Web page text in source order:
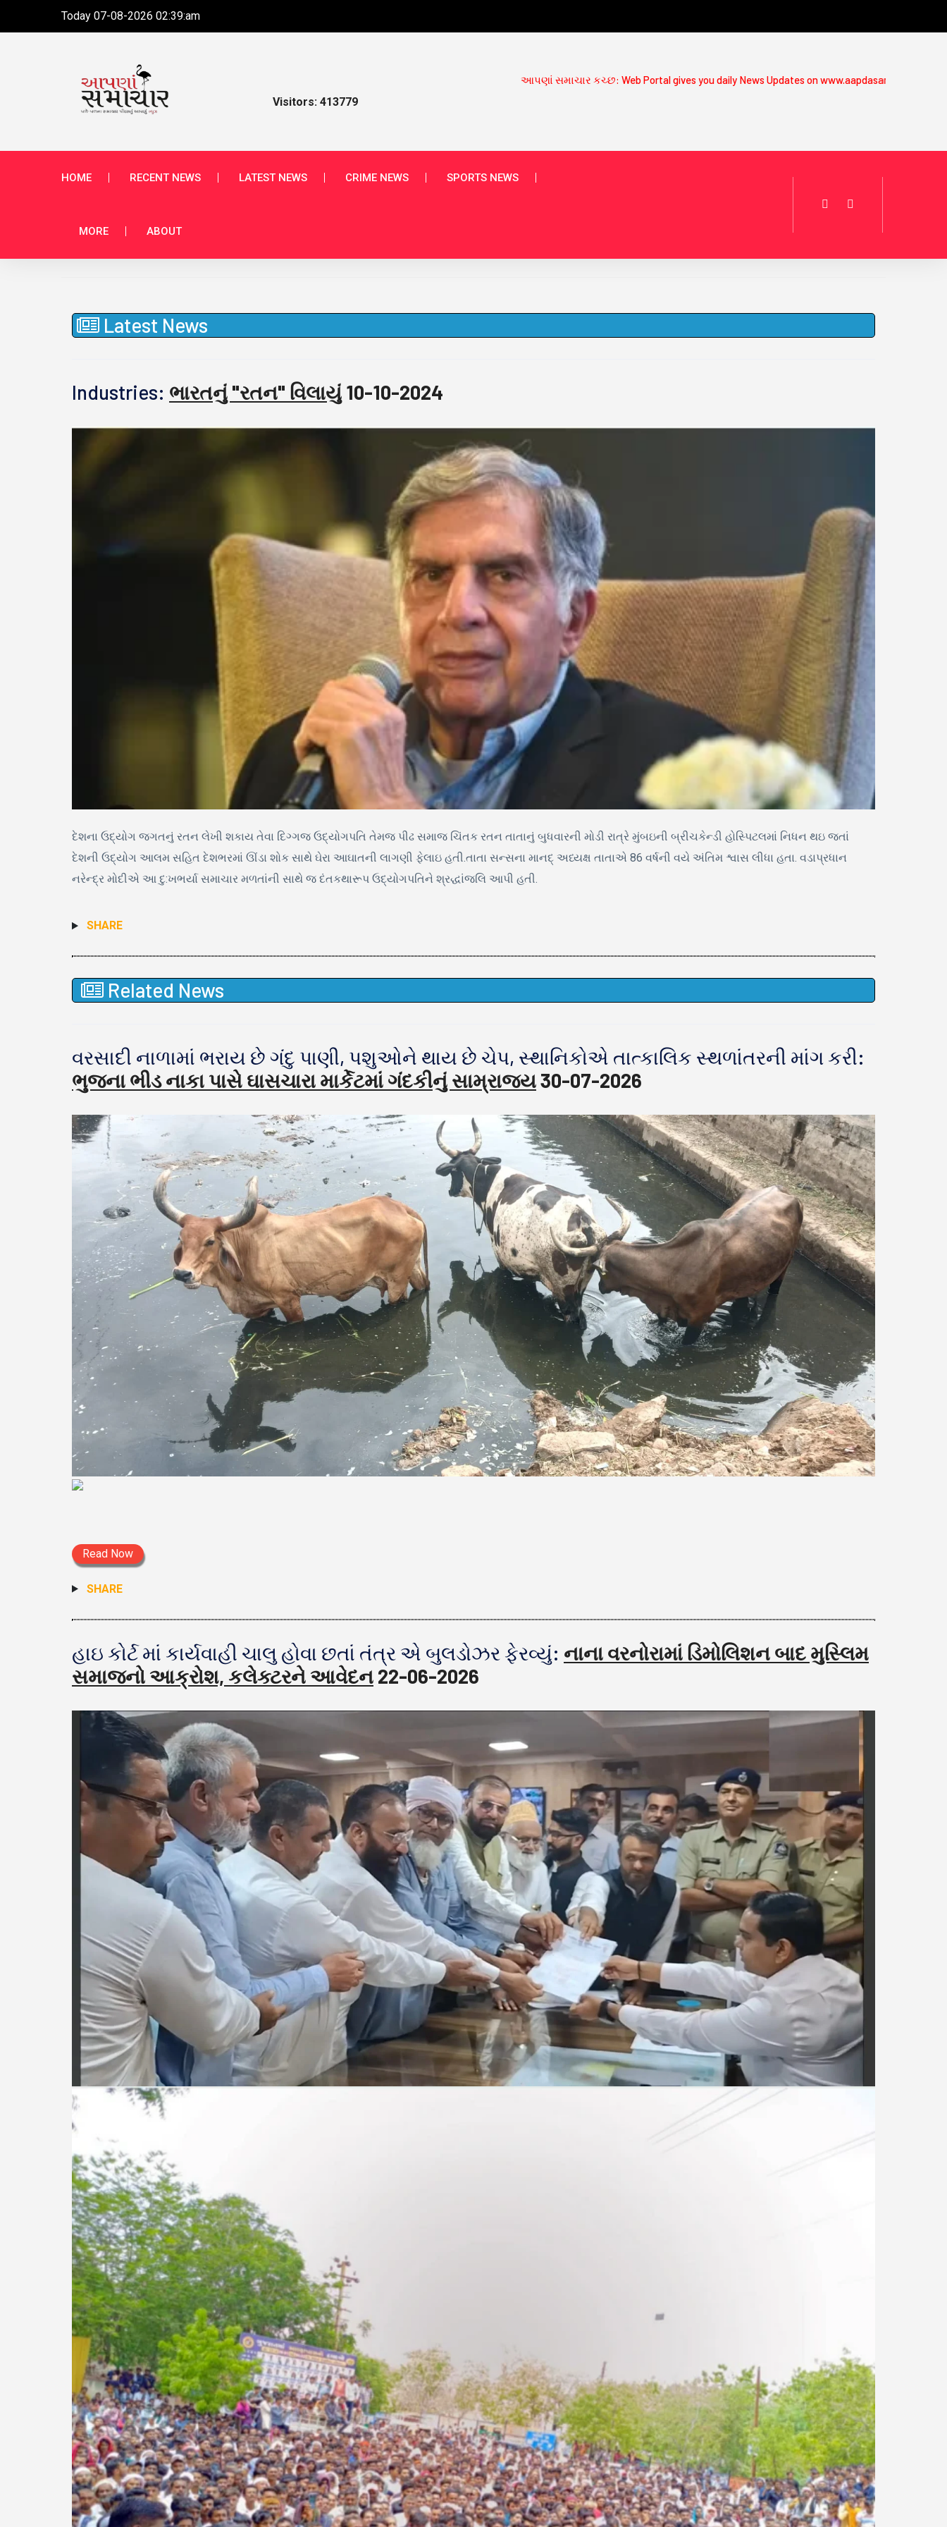
Today 07-08-2026 02:39:am
આપણાં સમાચાર કચ્છ: Web Portal gives you daily News Updates on www.aapdasamcharkutch.com.For more details
Visitors: 413779
HOME RECENT NEWS LATEST NEWS CRIME NEWS SPORTS NEWS
MORE ABOUT
Latest News
Industries: ભારતનું "રતન" વિલાયું 10-10-2024
દેશના ઉદ્યોગ જગતનું રતન લેખી શકાય તેવા દિગ્ગજ ઉદ્યોગપતિ તેમજ પીઢ સમાજ ચિંતક રતન તાતાનું બુધવારની મોડી રાત્રે મુંબઇની બ્રીચકેન્ડી હોસ્પિટલમાં નિધન થઇ જતાં
દેશની ઉદ્યોગ આલમ સહિત દેશભરમાં ઊંડા શોક સાથે ઘેરા આઘાતની લાગણી ફેલાઇ હતી.તાતા સન્સના માનદ્ અધ્યક્ષ તાતાએ 86 વર્ષની વયે અંતિમ શ્વાસ લીધા હતા. વડાપ્રધાન
નરેન્દ્ર મોદીએ આ દુ:ખભર્યા સમાચાર મળતાંની સાથે જ દંતકથારૂપ ઉદ્યોગપતિને શ્રદ્ધાંજલિ આપી હતી.
SHARE
Related News
વરસાદી નાળામાં ભરાય છે ગંદુ પાણી, પશુઓને થાય છે ચેપ, સ્થાનિકોએ તાત્કાલિક સ્થળાંતરની માંગ કરી:
ભુજના ભીડ નાકા પાસે ઘાસચારા માર્કેટમાં ગંદકીનું સામ્રાજ્ય30-07-2026
Read Now
SHARE
હાઇ કોર્ટ માં કાર્યવાહી ચાલુ હોવા છતાં તંત્ર એ બુલડોઝર ફેરવ્યું: નાના વરનોરામાં ડિમોલિશન બાદ મુસ્લિમ
સમાજનો આક્રોશ, કલેક્ટરને આવેદન 22-06-2026